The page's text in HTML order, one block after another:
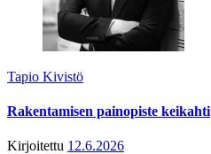
Tapio Kivistö
Rakentamisen painopiste keikahti
Kirjoitettu 12.6.2026